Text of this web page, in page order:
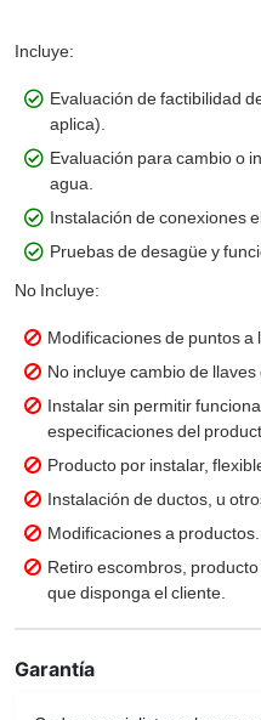
Incluye:
Evaluación de factibilidad
aplica).
Evaluación para cambio o
agua.
Instalación de conexiones
Pruebas de desagüe y
No Incluye:
Modificaciones de puntos a
No incluye cambio de llaves
Instalar sin permitir
especificaciones del
Producto por instalar,
Instalación de ductos, u
Modificaciones a productos.
Retiro escombros,
que disponga el cliente.
Garantía